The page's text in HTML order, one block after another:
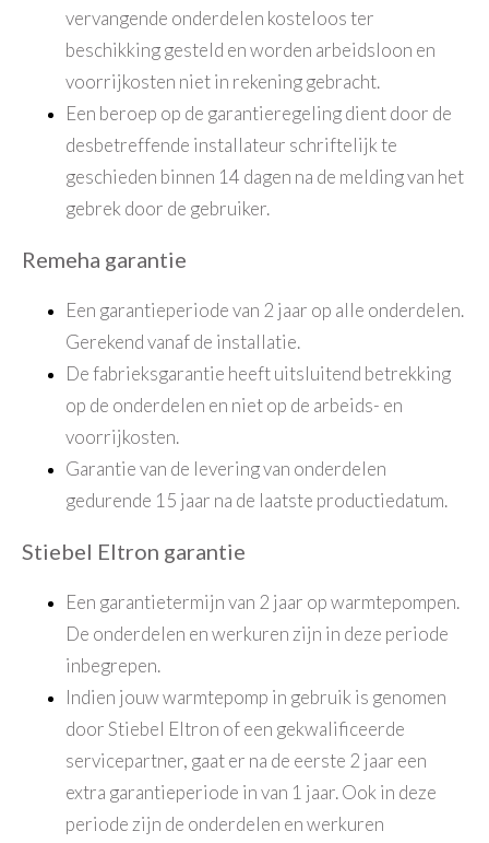
vervangende onderdelen kosteloos ter
beschikking gesteld en worden arbeidsloon en
voorrijkosten niet in rekening gebracht.
Een beroep op de garantieregeling dient door de
desbetreffende installateur schriftelijk te
geschieden binnen 14 dagen na de melding van het
gebrek door de gebruiker.
Remeha garantie
Een garantieperiode van 2 jaar op alle onderdelen.
Gerekend vanaf de installatie.
De fabrieksgarantie heeft uitsluitend betrekking
op de onderdelen en niet op de arbeids- en
voorrijkosten.
Garantie van de levering van onderdelen
gedurende 15 jaar na de laatste productiedatum.
Stiebel Eltron garantie
Een garantietermijn van 2 jaar op warmtepompen.
De onderdelen en werkuren zijn in deze periode
inbegrepen.
Indien jouw warmtepomp in gebruik is genomen
door Stiebel Eltron of een gekwalificeerde
servicepartner, gaat er na de eerste 2 jaar een
extra garantieperiode in van 1 jaar. Ook in deze
periode zijn de onderdelen en werkuren